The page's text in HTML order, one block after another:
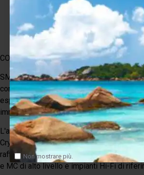
Non mostrare più.
Disco stroboscopico
Dima di allineamento
Cavo Phono RCA Crystal Cable
Manuale
CONCLUSIONE
SME Model 6 Classic con Crystal Cable
configurazione ideale per chi desidera un
esprimere tutto il proprio potenziale
immediatamente il cablaggio phono.
L'abbinamento tra la meccanica SME, il
Crystal Cable offre una sorgente analogica
raffinata, silenziosa e precisa, capace di
e MC di alto livello e impianti Hi-Fi di